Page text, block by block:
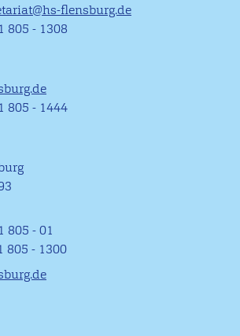
flensburg.de
805 - 1308
805 - 1444
805 - 01
805 - 1300